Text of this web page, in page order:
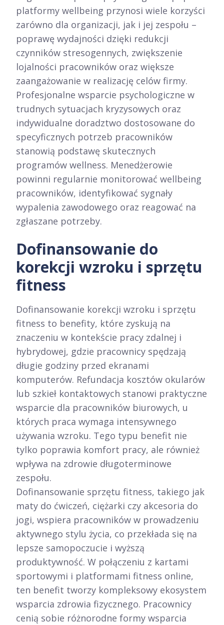
platformy wellbeing przynosi wiele korzyści
zarówno dla organizacji, jak i jej zespołu –
poprawę wydajności dzięki redukcji
czynników stresogennych, zwiększenie
lojalności pracowników oraz większe
zaangażowanie w realizację celów firmy.
Profesjonalne wsparcie psychologiczne w
trudnych sytuacjach kryzysowych oraz
indywidualne doradztwo dostosowane do
specyficznych potrzeb pracowników
stanowią podstawę skutecznych
programów wellness. Menedżerowie
powinni regularnie monitorować wellbeing
pracowników, identyfikować sygnały
wypalenia zawodowego oraz reagować na
zgłaszane potrzeby.​
Dofinansowanie do
korekcji wzroku i sprzętu
fitness
Dofinansowanie korekcji wzroku i sprzętu
fitness to benefity, które zyskują na
znaczeniu w kontekście pracy zdalnej i
hybrydowej, gdzie pracownicy spędzają
długie godziny przed ekranami
komputerów. Refundacja kosztów okularów
lub szkieł kontaktowych stanowi praktyczne
wsparcie dla pracowników biurowych, u
których praca wymaga intensywnego
używania wzroku. Tego typu benefit nie
tylko poprawia komfort pracy, ale również
wpływa na zdrowie długoterminowe
zespołu.​
Dofinansowanie sprzętu fitness, takiego jak
maty do ćwiczeń, ciężarki czy akcesoria do
jogi, wspiera pracowników w prowadzeniu
aktywnego stylu życia, co przekłada się na
lepsze samopoczucie i wyższą
produktywność. W połączeniu z kartami
sportowymi i platformami fitness online,
ten benefit tworzy kompleksowy ekosystem
wsparcia zdrowia fizycznego. Pracownicy
cenią sobie różnorodne formy wsparcia